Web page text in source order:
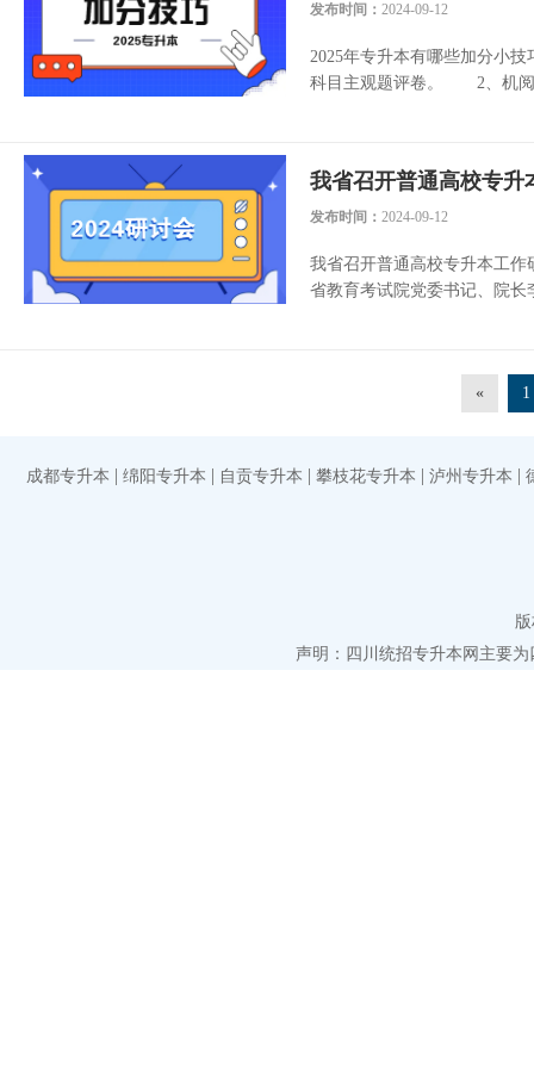
发布时间： 2024-09-12
2025年专升本有哪些加分
科目主观题评卷。 2、机阅
我省召开普通高校专升
发布时间： 2024-09-12
我省召开普通高校专升本工作
省教育考试院党委书记、院长
« 1
成都专升本 | 绵阳专升本 | 自贡专升本 | 攀枝花专升本 | 泸州专升本 |
声明：四川统招专升本网主要